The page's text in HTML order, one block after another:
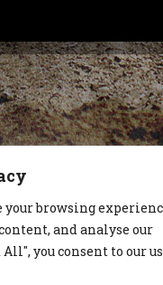
your browsing
and analyse our
you consent to our